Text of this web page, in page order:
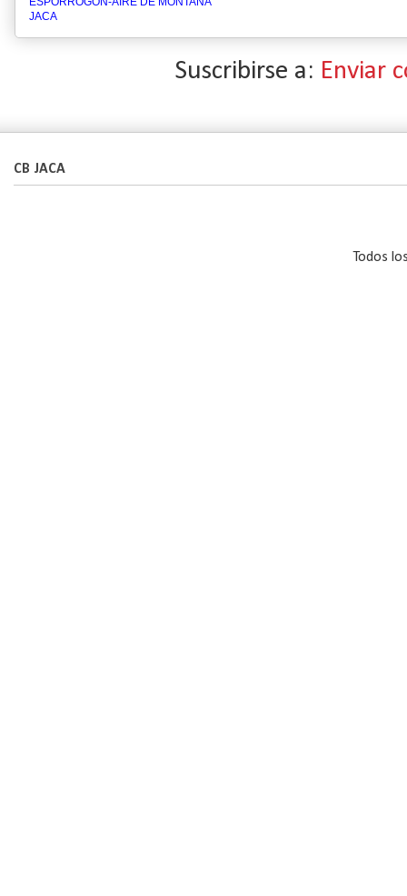
JACA
Suscribirse a: Enviar
CB JACA
Todos